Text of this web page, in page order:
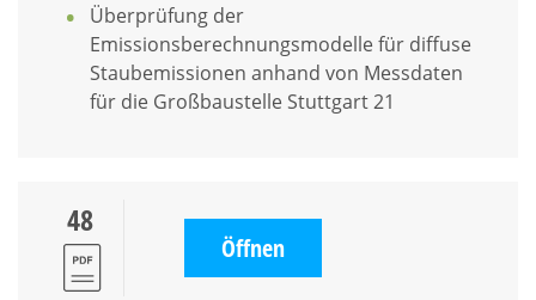
Überprüfung der
Emissionsberechnungsmodelle für diffuse
Staubemissionen anhand von Messdaten
für die Großbaustelle Stuttgart 21
48
Öffnen